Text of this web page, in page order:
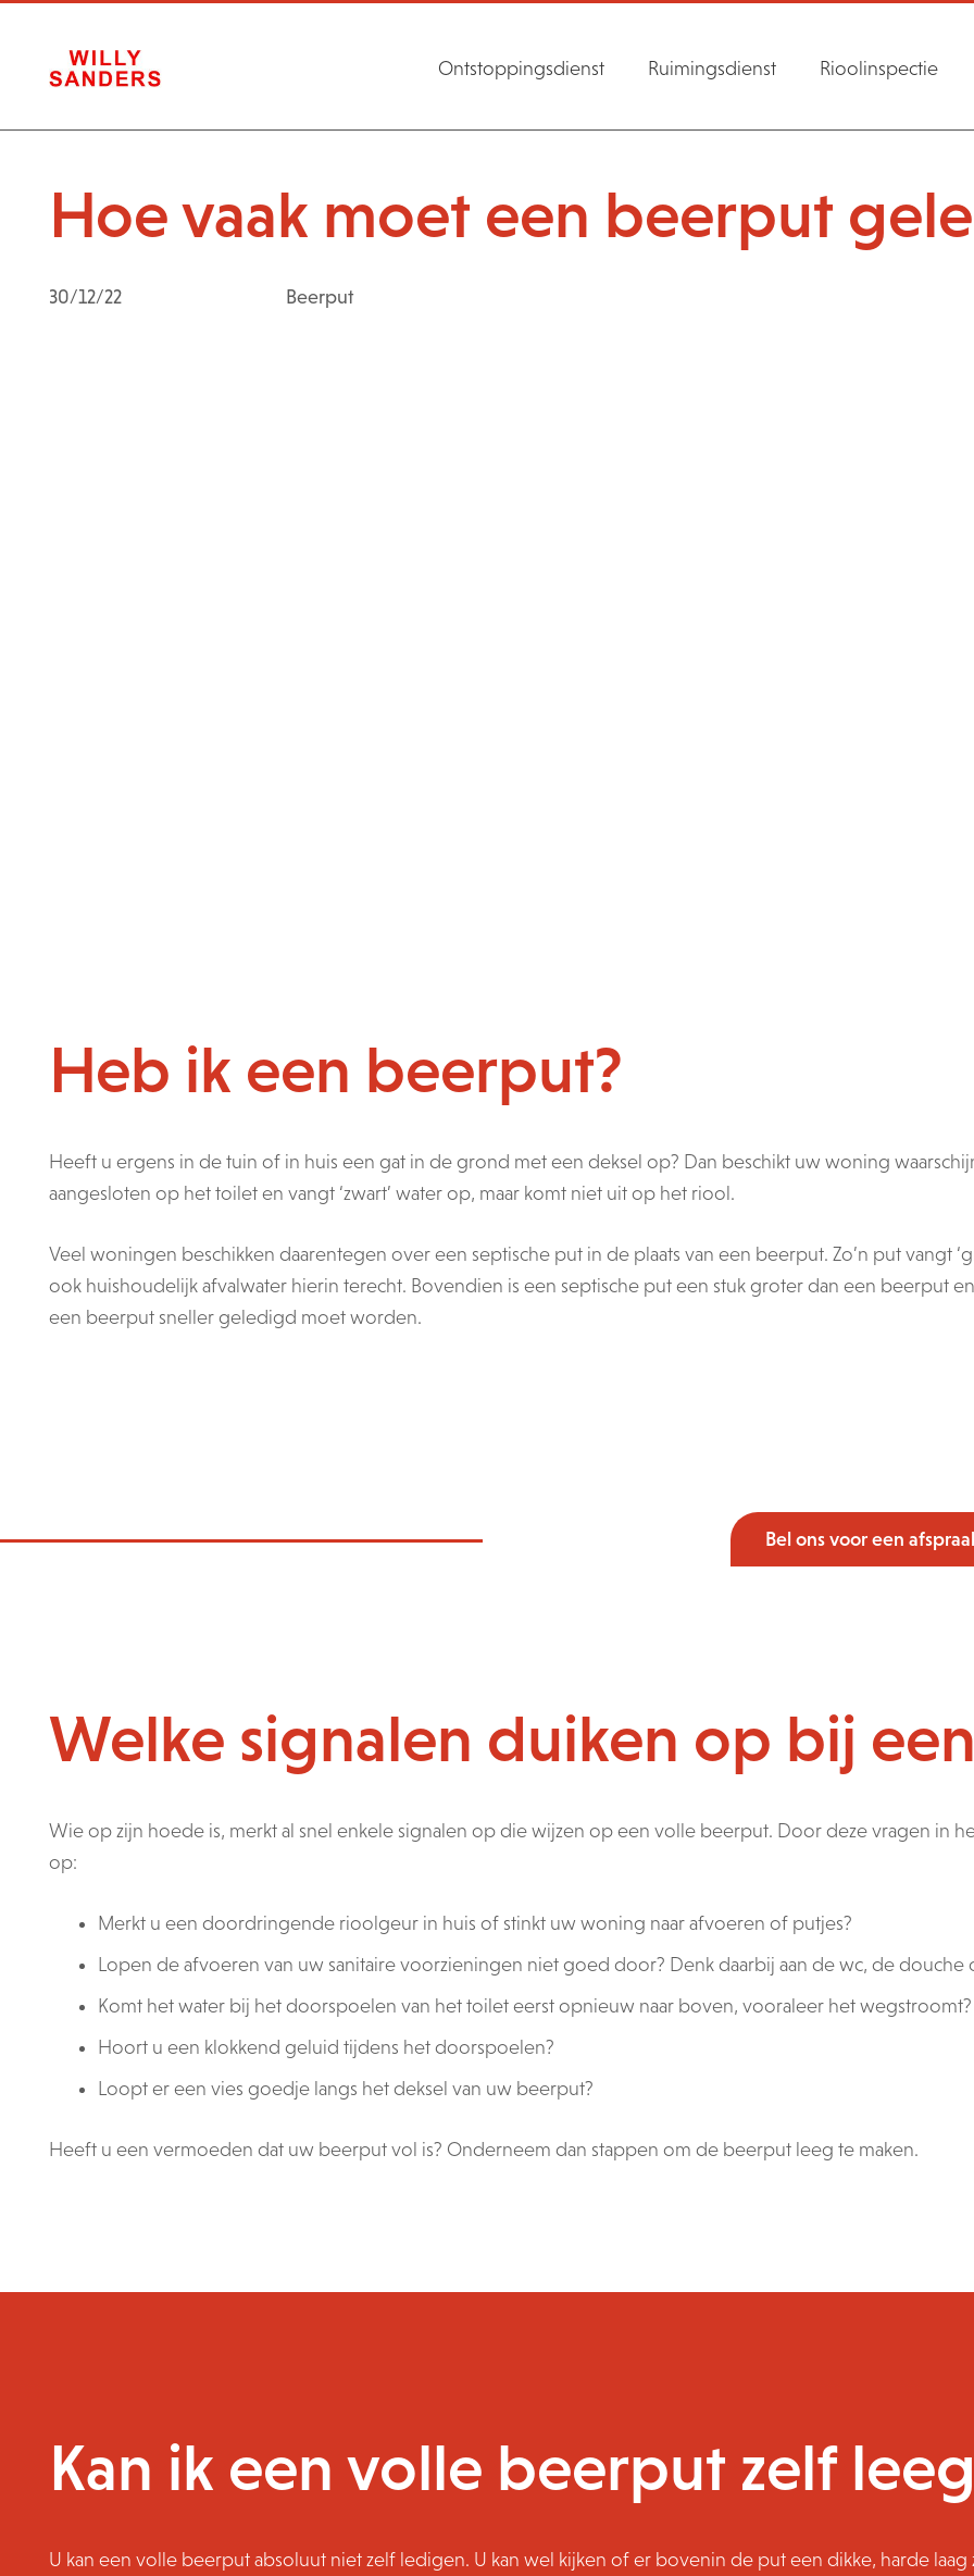
Ontstoppingsdienst Ruimingsdienst Rioolinspectie
Hoe vaak moet een beerput
30/12/22 Beerput
Heb ik een beerput?
Heeft u ergens in de tuin of in huis een gat in de grond met een deksel op? Dan beschikt uw woning
aangesloten op het toilet en vangt ‘zwart’ water op, maar komt niet uit op het riool.
Veel woningen beschikken daarentegen over een septische put in de plaats van een beerput. Zo’n put vangt
ook huishoudelijk afvalwater hierin terecht. Bovendien is een septische put een stuk groter dan een beerput
een beerput sneller geledigd moet worden.
Bel ons voor een
Welke signalen duiken op bij
Wie op zijn hoede is, merkt al snel enkele signalen op die wijzen op een volle beerput. Door deze vragen in
op:
Merkt u een doordringende rioolgeur in huis of stinkt uw woning naar afvoeren of putjes?
Lopen de afvoeren van uw sanitaire voorzieningen niet goed door? Denk daarbij aan de wc, de douche
Komt het water bij het doorspoelen van het toilet eerst opnieuw naar boven, vooraleer het wegstroomt?
Hoort u een klokkend geluid tijdens het doorspoelen?
Loopt er een vies goedje langs het deksel van uw beerput?
Heeft u een vermoeden dat uw beerput vol is? Onderneem dan stappen om de beerput leeg te maken.
Kan ik een volle beerput zelf
U kan een volle beerput absoluut niet zelf ledigen. U kan wel kijken of er bovenin de put een dikke, harde